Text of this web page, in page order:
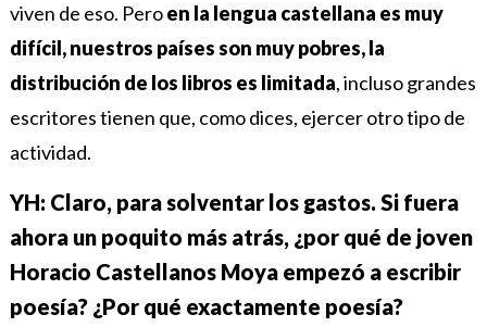
viven de eso. Peroen la lengua castellana es muy
difícil, nuestros países son muy pobres, la
distribución de los libros es limitada, incluso grandes
escritores tienen que, como dices, ejercer otro tipo de
actividad.
YH: Claro, para solventar los gastos. Si fuera
ahora un poquito más atrás, ¿por qué de joven
Horacio Castellanos Moya empezó a escribir
poesía? ¿Por qué exactamente poesía?